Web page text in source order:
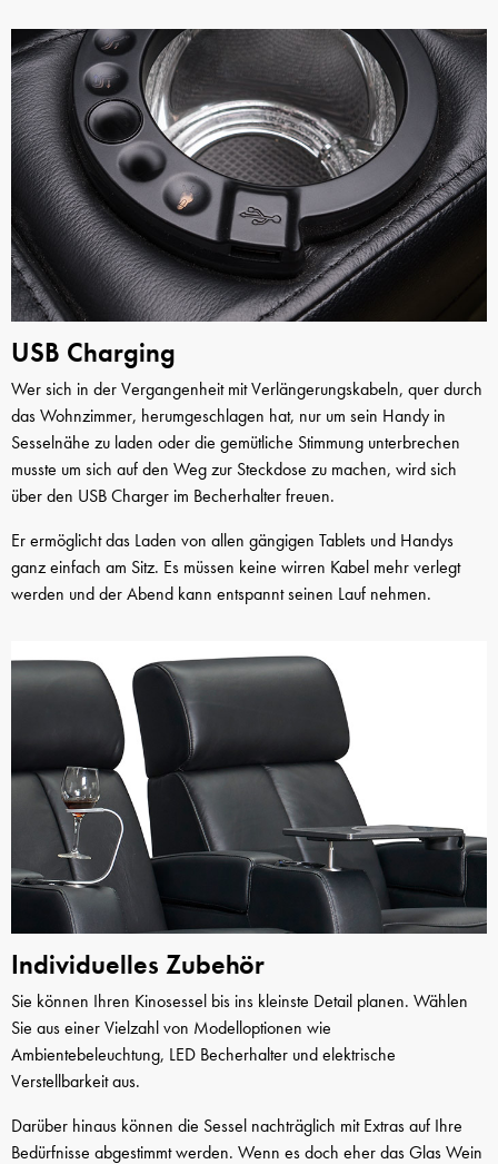
USB Charging
Wer sich in der Vergangenheit mit Verlängerungskabeln, quer durch
das Wohnzimmer, herumgeschlagen hat, nur um sein Handy in
Sesselnähe zu laden oder die gemütliche Stimmung unterbrechen
musste um sich auf den Weg zur Steckdose zu machen, wird sich
über den USB Charger im Becherhalter freuen.
Er ermöglicht das Laden von allen gängigen Tablets und Handys
ganz einfach am Sitz. Es müssen keine wirren Kabel mehr verlegt
werden und der Abend kann entspannt seinen Lauf nehmen.
Individuelles Zubehör
Sie können Ihren Kinosessel bis ins kleinste Detail planen. Wählen
Sie aus einer Vielzahl von Modelloptionen wie
Ambientebeleuchtung, LED Becherhalter und elektrische
Verstellbarkeit aus.
Darüber hinaus können die Sessel nachträglich mit Extras auf Ihre
Bedürfnisse abgestimmt werden. Wenn es doch eher das Glas Wein